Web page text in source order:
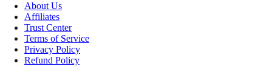
About Us
Affiliates
Trust Center
Terms of Service
Privacy Policy
Refund Policy